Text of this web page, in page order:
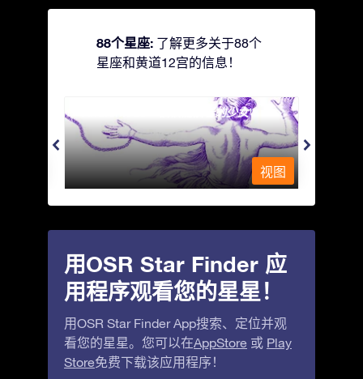
88个星座: 了解更多关于88个
星座和黄道12宫的信息！
Andromeda - 被铁链锁着的少女
视图
用OSR Star Finder 应
用程序观看您的星星！
用OSR Star Finder App搜索、定位并观
看您的星星。您可以在AppStore 或 Play
Store免费下载该应用程序！